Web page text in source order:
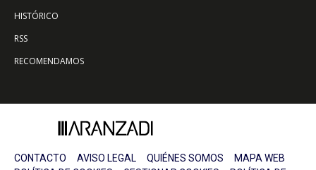
HISTÓRICO
RSS
RECOMENDAMOS
CONTACTO AVISO LEGAL QUIÉNES SOMOS
MAPA WEB